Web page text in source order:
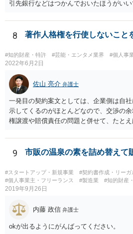
引先銀行などはつかんでおいたほうがい
8 著作人格権を行使しないこと
#知的財産・特許 #芸能・エンタメ業界 #個人事
2022年6月2日
佐山 亮介 弁護士
一発目の契約案文としては、企業側は自
示してくるのがほとんどなので、交渉の
権譲渡や賠償責任の問題と併せて、たと
ます（実際、民法の原則では一方的な委
じて損害の補償をしなければならないと
回答があれば、今後の信頼関係の構築を考
して契約を見送られた方が良いように思い
9 市販の温泉の素を詰め替えて
#スタートアップ・新規事業
#契約書作成・リーガ
#個人事業主・フリーランス
#製造業 #知的財産
2019年9月26日
内藤 政信 弁護士
okが出るようにがんばってください。